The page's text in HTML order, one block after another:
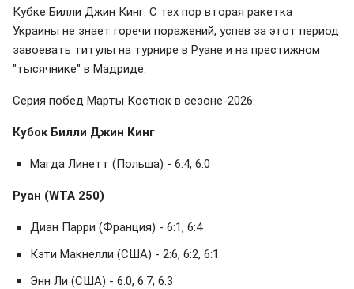
Кубке Билли Джин Кинг. С тех пор вторая ракетка
Украины не знает горечи поражений, успев за этот период
завоевать титулы на турнире в Руане и на престижном
"тысячнике" в Мадриде.
Серия побед Марты Костюк в сезоне-2026:
Кубок Билли Джин Кинг
Магда Линетт (Польша) - 6:4, 6:0
Руан (WTA 250)
Диан Парри (Франция) - 6:1, 6:4
Кэти Макнелли (США) - 2:6, 6:2, 6:1
Энн Ли (США) - 6:0, 6:7, 6:3